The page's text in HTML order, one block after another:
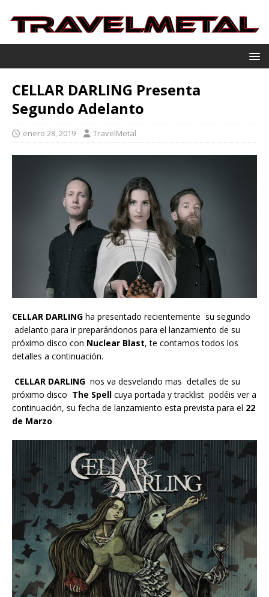
CELLAR DARLING Presenta
Segundo Adelanto
enero 28, 2019 TravelMetal
CELLAR DARLING ha presentado recientemente su segundo
adelanto para ir preparándonos para el lanzamiento de su
próximo disco con Nuclear Blast, te contamos todos los
detalles a continuación.
CELLAR DARLING nos va desvelando mas detalles de su
próximo disco The Spell cuya portada y tracklist podéis ver a
continuación, su fecha de lanzamiento esta prevista para el 22
de Marzo